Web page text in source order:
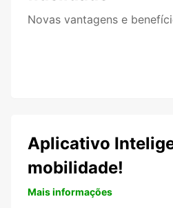
Novas vantagens e
Aplicativo
mobilidade!
Mais informações